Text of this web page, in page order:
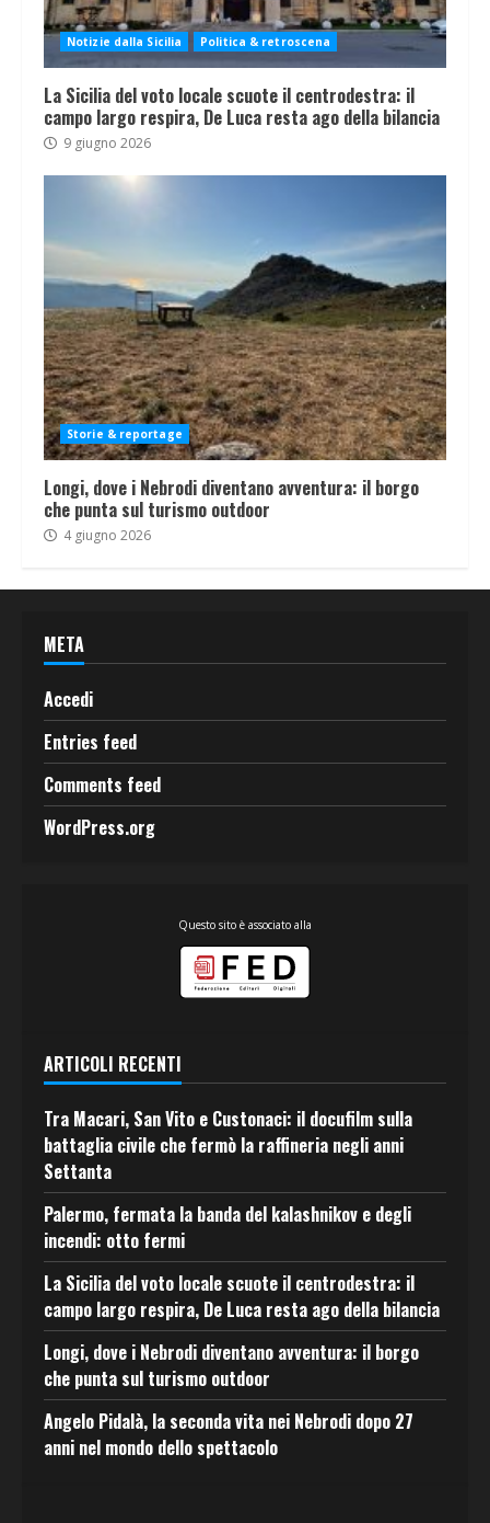
Notizie dalla Sicilia Politica & retroscena
La Sicilia del voto locale scuote il centrodestra: il
campo largo respira, De Luca resta ago della bilancia
9 giugno 2026
Storie & reportage
Longi, dove i Nebrodi diventano avventura: il borgo
che punta sul turismo outdoor
4 giugno 2026
META
Accedi
Entries feed
Comments feed
WordPress.org
Questo sito è associato alla
ARTICOLI RECENTI
Tra Macari, San Vito e Custonaci: il docufilm sulla
battaglia civile che fermò la raffineria negli anni
Settanta
Palermo, fermata la banda del kalashnikov e degli
incendi: otto fermi
La Sicilia del voto locale scuote il centrodestra: il
campo largo respira, De Luca resta ago della bilancia
Longi, dove i Nebrodi diventano avventura: il borgo
che punta sul turismo outdoor
Angelo Pidalà, la seconda vita nei Nebrodi dopo 27
anni nel mondo dello spettacolo